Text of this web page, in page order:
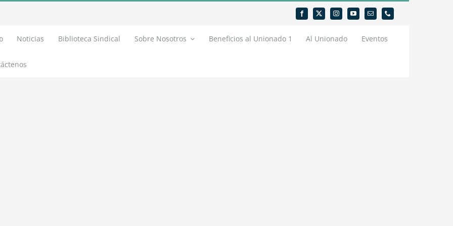
Noticias Biblioteca Sindical Sobre Nosotros Beneficios al Unionado 1 Al Unionado Eventos